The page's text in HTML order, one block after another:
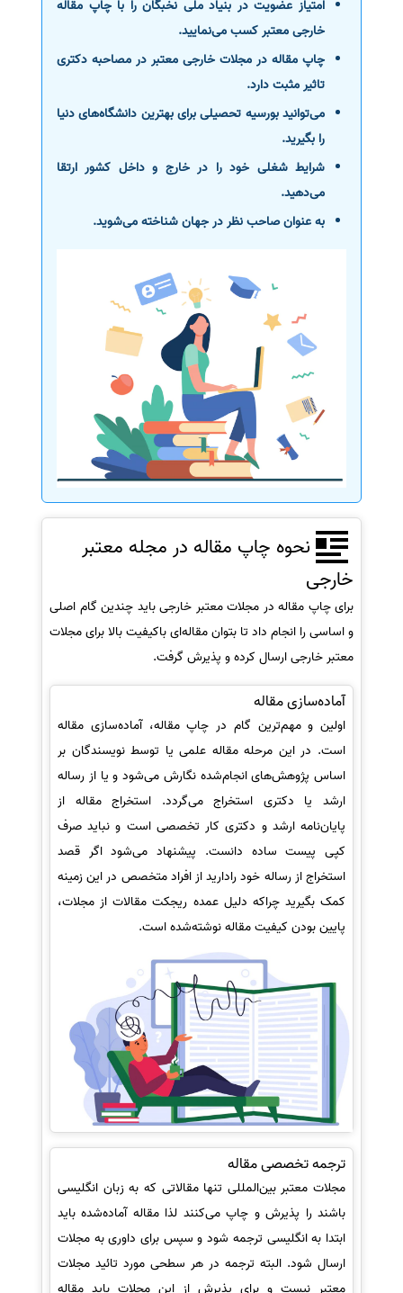
امتیاز عضویت در بنیاد ملی نخبگان را با چاپ مقاله
خارجی معتبر کسب می‌نمایید.
چاپ مقاله در مجلات خارجی معتبر در مصاحبه دکتری
تاثیر مثبت دارد.
می‌توانید بورسیه تحصیلی برای بهترین دانشگاه‌های دنیا
را بگیرید.
شرایط شغلی خود را در خارج و داخل کشور ارتقا
می‌دهید.
به عنوان صاحب نظر در جهان شناخته می‌شوید.
نحوه چاپ مقاله در مجله معتبر
خارجی
برای چاپ مقاله در مجلات معتبر خارجی باید چندین گام اصلی
و اساسی را انجام داد تا بتوان مقاله‌ای باکیفیت بالا برای مجلات
معتبر خارجی ارسال کرده و پذیرش گرفت.
آماده‌سازی مقاله
اولین و مهم‌ترین گام در چاپ مقاله، آماده‌سازی مقاله
است. در این مرحله مقاله علمی یا توسط نویسندگان بر
اساس پژوهش‌های انجام‌شده نگارش می‌شود و یا از رساله
ارشد یا دکتری استخراج می‌گردد. استخراج مقاله از
پایان‌نامه ارشد و دکتری کار تخصصی است و نباید صرف
کپی پیست ساده دانست. پیشنهاد می‌شود اگر قصد
استخراج از رساله خود رادارید از افراد متخصص در این زمینه
کمک بگیرید چراکه دلیل عمده ریجکت مقالات از مجلات،
پایین بودن کیفیت مقاله نوشته‌شده است.
ترجمه تخصصی مقاله
مجلات معتبر بین‌المللی تنها مقالاتی که به زبان انگلیسی
باشند را پذیرش و چاپ می‌کنند لذا مقاله آماده‌شده باید
ابتدا به انگلیسی ترجمه شود و سپس برای داوری به مجلات
ارسال شود. البته ترجمه در هر سطحی مورد تائید مجلات